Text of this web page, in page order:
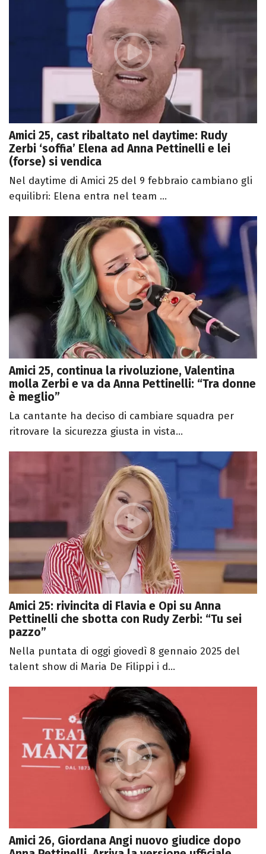
Amici 25, cast ribaltato nel daytime: Rudy
Zerbi ‘soffia’ Elena ad Anna Pettinelli e lei
(forse) si vendica
Nel daytime di Amici 25 del 9 febbraio cambiano gli
equilibri: Elena entra nel team ...
Amici 25, continua la rivoluzione, Valentina
molla Zerbi e va da Anna Pettinelli: “Tra donne
è meglio”
La cantante ha deciso di cambiare squadra per
ritrovare la sicurezza giusta in vista...
Amici 25: rivincita di Flavia e Opi su Anna
Pettinelli che sbotta con Rudy Zerbi: “Tu sei
pazzo”
Nella puntata di oggi giovedì 8 gennaio 2025 del
talent show di Maria De Filippi i d...
Amici 26, Giordana Angi nuovo giudice dopo